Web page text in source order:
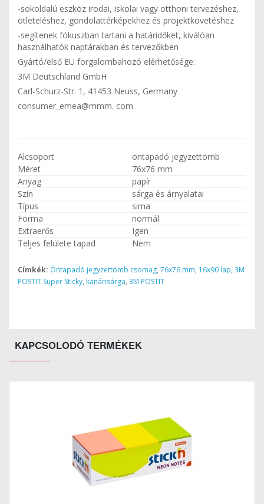
-sokoldalú eszköz irodai, iskolai vagy otthoni tervezéshez,
ötleteléshez, gondolattérképekhez és projektkövetéshez
-segítenek fókuszban tartani a határidőket, kiválóan
használhatók naptárakban és tervezőkben
Gyártó/első EU forgalombahozó elérhetősége:
3M Deutschland GmbH
Carl-Schurz-Str. 1, 41453 Neuss, Germany
consumer_emea@mmm. com
Alcsoport
öntapadó jegyzettömb
Méret
76x76 mm
Anyag
papír
Szín
sárga és árnyalatai
Típus
sima
Forma
normál
Extraerős
Igen
Teljes felülete tapad
Nem
Címkék: Öntapadó jegyzettömb csomag, 76x76 mm, 16x90 lap, 3M
POSTIT Super Sticky, kanárisárga, 3M POSTIT
KAPCSOLODÓ TERMÉKEK